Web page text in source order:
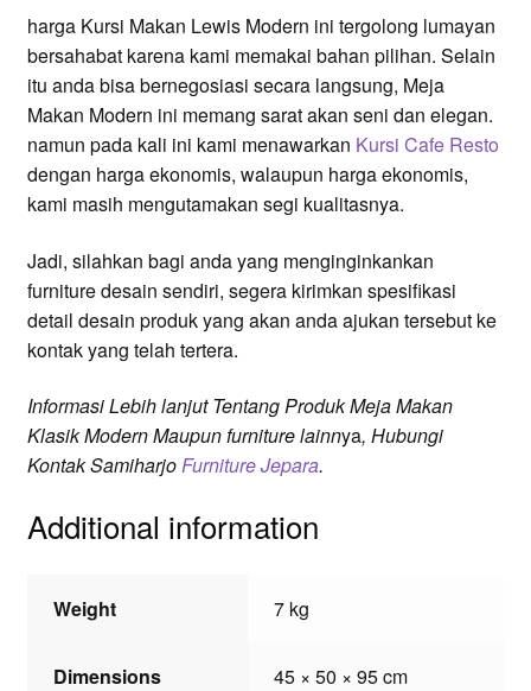
harga Kursi Makan Lewis Modern ini tergolong lumayan
bersahabat karena kami memakai bahan pilihan. Selain
itu anda bisa bernegosiasi secara langsung, Meja
Makan Modern ini memang sarat akan seni dan elegan.
namun pada kali ini kami menawarkan Kursi Cafe Resto
dengan harga ekonomis, walaupun harga ekonomis,
kami masih mengutamakan segi kualitasnya.
Jadi, silahkan bagi anda yang menginginkankan
furniture desain sendiri, segera kirimkan spesifikasi
detail desain produk yang akan anda ajukan tersebut ke
kontak yang telah tertera.
InformasiLebih lanjut Tentang Produk Meja Makan
Klasik ModernMaupunfurniture lainnya, Hubungi
Kontak SamiharjoFurniture Jepara.
Additional information
Weight 7 kg
Dimensions 45 × 50 × 95 cm